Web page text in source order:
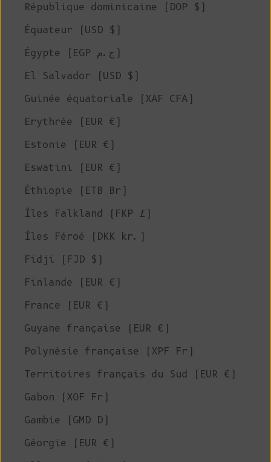
République dominicaine (DOP $)
Équateur (USD $)
Égypte (EGP ج.م)
El Salvador (USD $)
Guinée équatoriale (XAF CFA)
Erythrée (EUR €)
Estonie (EUR €)
Eswatini (EUR €)
Éthiopie (ETB Br)
Îles Falkland (FKP £)
Îles Féroé (DKK kr.)
Fidji (FJD $)
Finlande (EUR €)
France (EUR €)
Guyane française (EUR €)
Polynésie française (XPF Fr)
Territoires français du Sud (EUR €)
Gabon (XOF Fr)
Gambie (GMD D)
Géorgie (EUR €)